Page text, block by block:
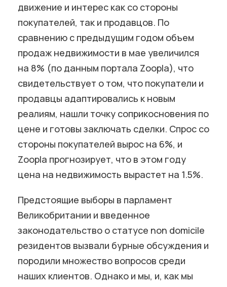
движение и интерес как со стороны
покупателей, так и продавцов. По
сравнению с предыдущим годом объем
продаж недвижимости в мае увеличился
на 8% (по данным портала Zoopla), что
свидетельствует о том, что покупатели и
продавцы адаптировались к новым
реалиям, нашли точку соприкосновения по
цене и готовы заключать сделки. Спрос со
стороны покупателей вырос на 6%, и
Zoopla прогнозирует, что в этом году
цена на недвижимость вырастет на 1.5%.
Предстоящие выборы в парламент
Великобритании и введенное
законодательство о статусе non domicile
резидентов вызвали бурные обсуждения и
породили множество вопросов среди
наших клиентов. Однако и мы, и, как мы